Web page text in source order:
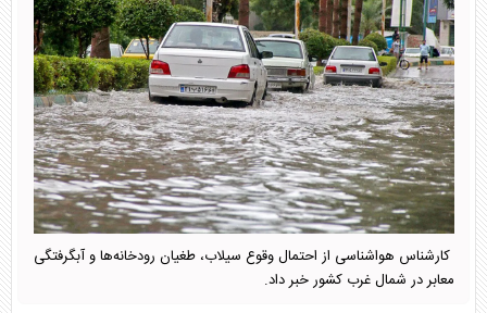
کارشناس هواشناسی از احتمال وقوع سیلاب، طغیان رودخانه‌ها و آبگرفتگی
معابر در شمال غرب کشور خبر داد.